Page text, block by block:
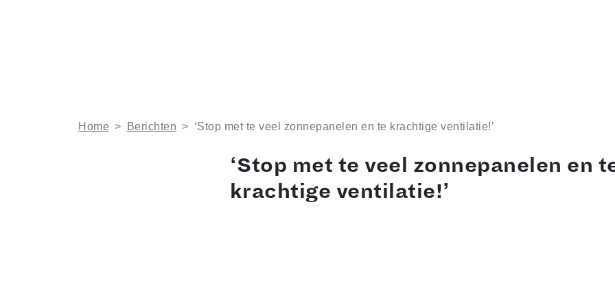
Home > Berichten > ‘Stop met te veel zonnepanelen en te krachtige ventilatie!’
‘Stop met te veel zonnepanelen en
krachtige ventilatie!’